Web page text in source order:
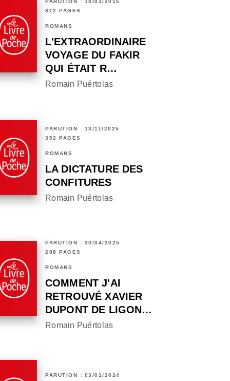
PARUTION : 18/03/2015
312 PAGES
ROMANS
L'EXTRAORDINAIRE
VOYAGE DU FAKIR
QUI ÉTAIT R…
Romain Puértolas
PARUTION : 13/11/2025
352 PAGES
ROMANS
LA DICTATURE DES
CONFITURES
Romain Puértolas
PARUTION : 30/04/2025
288 PAGES
ROMANS
COMMENT J'AI
RETROUVÉ XAVIER
DUPONT DE LIGON…
Romain Puértolas
PARUTION : 03/01/2024